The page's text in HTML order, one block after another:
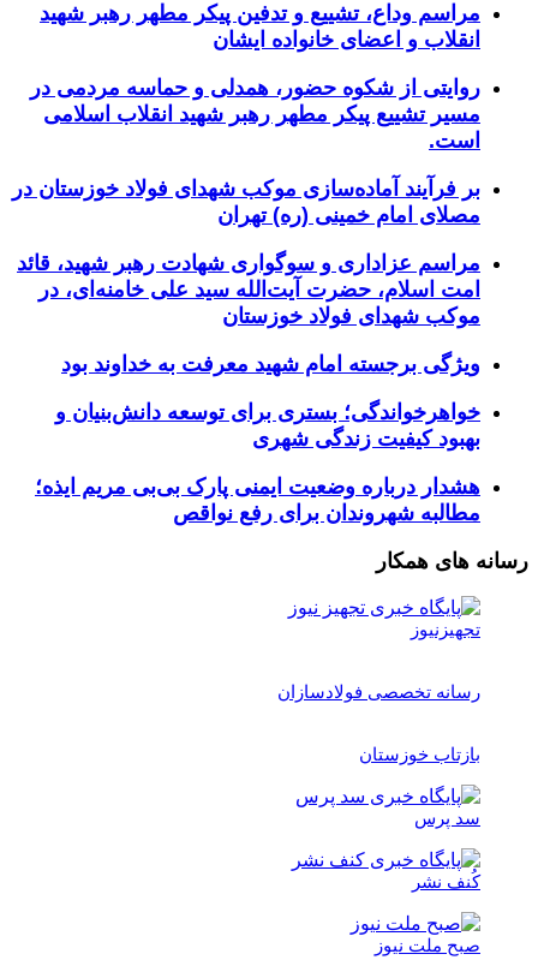
مراسم وداع، تشییع و تدفین پیکر مطهر رهبر شهید
انقلاب و اعضای خانواده ایشان
روایتی از شکوه حضور، همدلی و حماسه مردمی در
مسیر تشییع پیکر مطهر رهبر شهید انقلاب اسلامی
است.
بر فرآیند آماده‌سازی موکب شهدای فولاد خوزستان در
مصلای امام خمینی (ره) تهران
مراسم عزاداری و سوگواری شهادت رهبر شهید، قائد
امت اسلام، حضرت آیت‌الله سید علی خامنه‌ای، در
موکب شهدای فولاد خوزستان
ویژگی برجسته امام شهید معرفت به خداوند بود
خواهرخواندگی؛ بستری برای توسعه دانش‌بنیان و
بهبود کیفیت زندگی شهری
هشدار درباره وضعیت ایمنی پارک بی‌بی مریم ایذه؛
مطالبه شهروندان برای رفع نواقص
رسانه های همکار
تجهیزنیوز
رسانه تخصصی فولادسازان
بازتاب خوزستان
سد پرس
کُنف نشر
صبح ملت نیوز